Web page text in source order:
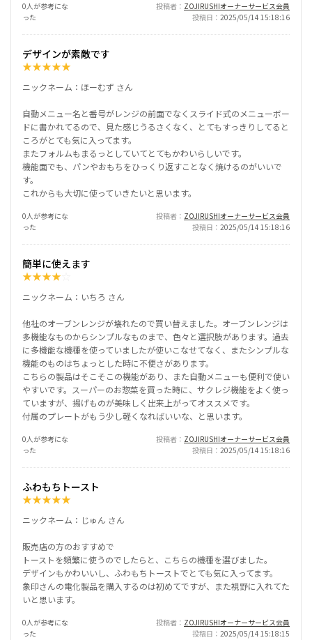
0人が参考にな
った
投稿者
ZOJIRUSHIオーナーサービス会員
投稿日
2025/05/14 15:18:16
デザインが素敵です
★★★★★
ニックネーム：ほーむず さん
自動メニュー名と番号がレンジの前面でなくスライド式のメニューボー
ドに書かれてるので、見た感じうるさくなく、とてもすっきりしてると
ころがとても気に入ってます。
またフォルムもまるっとしていてとてもかわいらしいです。
機能面でも、パンやおもちをひっくり返すことなく焼けるのがいいで
す。
これからも大切に使っていきたいと思います。
0人が参考にな
った
投稿者
ZOJIRUSHIオーナーサービス会員
投稿日
2025/05/14 15:18:16
簡単に使えます
★★★★
ニックネーム：いちろ さん
他社のオーブンレンジが壊れたので買い替えました。オーブンレンジは
多機能なものからシンプルなものまで、色々と選択肢があります。過去
に多機能な機種を使っていましたが使いこなせてなく、またシンプルな
機能のものはちょっとした時に不便さがあります。
こちらの製品はそこそこの機能があり、また自動メニューも便利で使い
やすいです。スーパーのお惣菜を買った時に、サクレジ機能をよく使っ
ていますが、揚げものが美味しく出来上がってオススメです。
付属のプレートがもう少し軽くなればいいな、と思います。
0人が参考にな
った
投稿者
ZOJIRUSHIオーナーサービス会員
投稿日
2025/05/14 15:18:16
ふわもちトースト
★★★★★
ニックネーム：じゅん さん
販売店の方のおすすめで
トーストを頻繁に使うのでしたらと、こちらの機種を選びました。
デザインもかわいいし、ふわもちトーストでとても気に入ってます。
象印さんの電化製品を購入するのは初めてですが、また視野に入れてた
いと思います。
0人が参考にな
った
投稿者
ZOJIRUSHIオーナーサービス会員
投稿日
2025/05/14 15:18:15